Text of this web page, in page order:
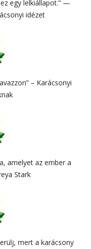
egy lelkiállapot.” —
idézet
– Karácsonyi
amelyet az ember a
Stark
mert a karácsony